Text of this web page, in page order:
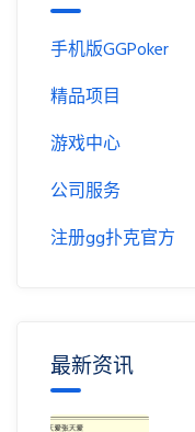
手机版GGPoker
精品项目
游戏中心
公司服务
注册gg扑克官方
最新资讯